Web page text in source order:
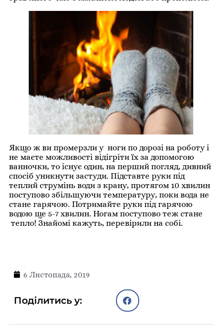
Якщо ж ви промерзли у ноги по дорозі на роботу і
не маєте можливості відігріти їх за допомогою
ванночки, то існує один, на перший погляд, дивний
спосіб уникнути застуди. Підставте руки під
теплий струмінь води з крану, протягом 10 хвилин
поступово збільшуючи температуру, поки вода не
стане гарячою. Потримайте руки під гарячою
водою ще 5-7 хвилин. Ногам поступово теж стане
тепло! Знайомі кажуть, перевірили на собі.
6 Листопада, 2019
Поділитись у: